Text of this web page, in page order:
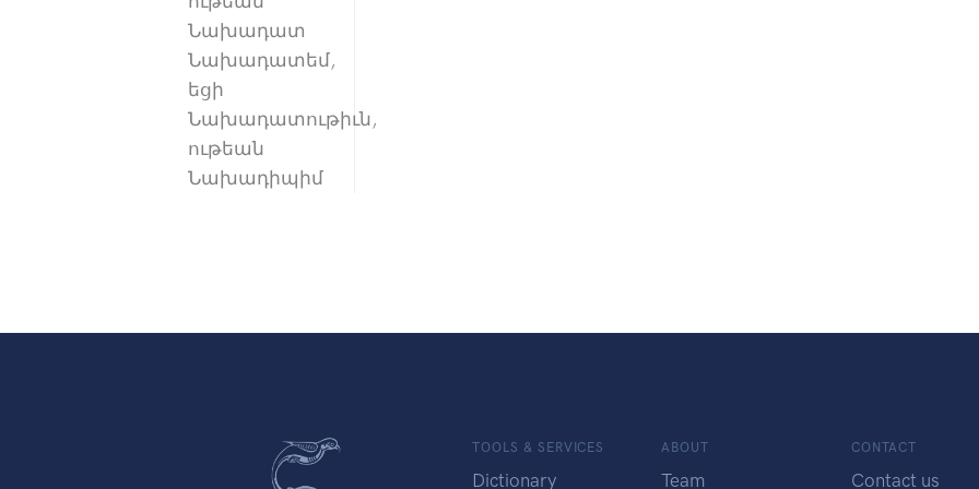
Նախադատ
Նախադատեմ,
եցի
Նախադատութիւն,
ութեան
Նախադիպիմ
TOOLS & SERVICES
Dictionary
ABOUT
Team
CONTACT
Contact us